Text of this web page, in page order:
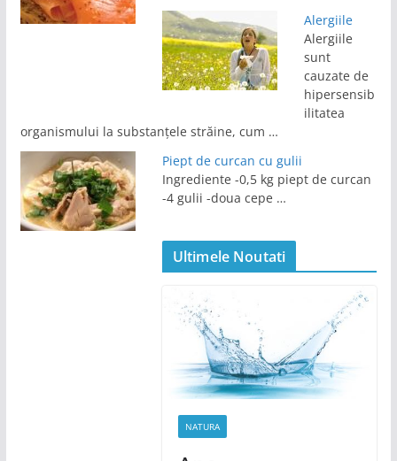
Alergiile
Alergiile
sunt
cauzate de
hipersensib
ilitatea
organismului la substanțele străine, cum …
Piept de curcan cu gulii
Ingrediente -0,5 kg piept de curcan
-4 gulii -doua cepe …
Ultimele Noutati
NATURA